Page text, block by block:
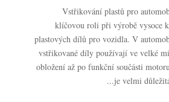
Vstřikování plastů pro
klíčovou roli při výrobě vysoce
plastových dílů pro vozidla. V
vstřikované díly používají ve velké
obložení až po funkční součásti
je velmi